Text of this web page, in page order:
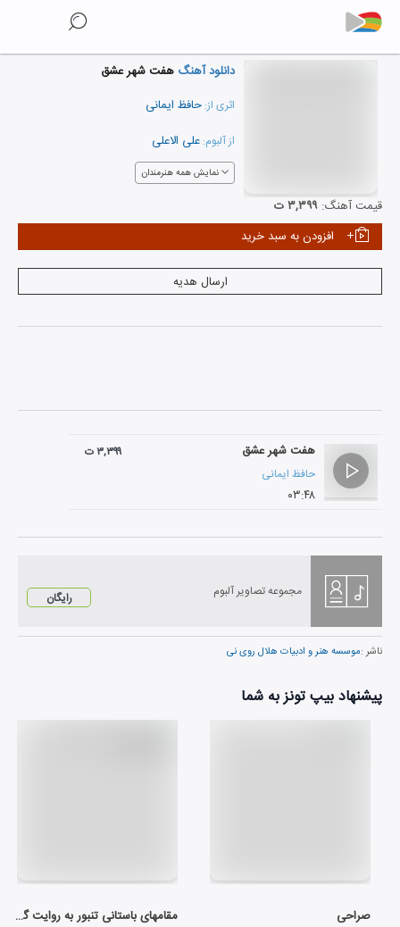
دانلود آهنگ هفت شهر عشق
اثری از: حافظ ایمانی
از آلبوم: علی الاعلی
نمایش همه هنرمندان
قیمت آهنگ: ۳,۳۹۹ ت
افزودن به سبد خرید
ارسال هدیه
هفت شهر عشق
حافظ ایمانی
۰۳:۴۸
۳,۳۹۹ ت
مجموعه تصاویر آلبوم رایگان
ناشر :موسسه هنر و ادبیات هلال روی نی
پیشنهاد بیپ تونز به شما
صراحی مقامهای باستانی تنبور به روایت گوران